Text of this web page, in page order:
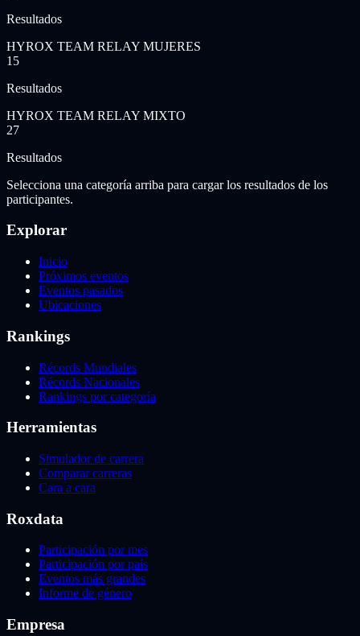
Resultados
HYROX TEAM RELAY MUJERES
15
Resultados
HYROX TEAM RELAY MIXTO
27
Resultados
Selecciona una categoría arriba para cargar los resultados de los
participantes.
Explorar
Inicio
Próximos eventos
Eventos pasados
Ubicaciones
Rankings
Récords Mundiales
Récords Nacionales
Rankings por categoría
Herramientas
Simulador de carrera
Comparar carreras
Cara a cara
Roxdata
Participación por mes
Participación por país
Eventos más grandes
Informe de género
Empresa